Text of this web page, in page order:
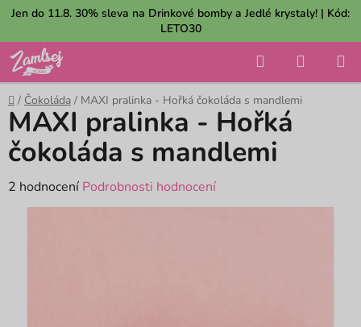
Přejít
obsah
Jen do 11.8. 30% sleva na Drinkové bomby a Jedlé krystaly! | Kód:
LETO30
Hledat
KOŠÍK
Domů
/ Čokoláda / MAXI pralinka - Hořká čokoláda s mandlemi
MAXI pralinka - Hořká
čokoláda s mandlemi
Průměrné
hodnocení
2 hodnocení Podrobnosti hodnocení